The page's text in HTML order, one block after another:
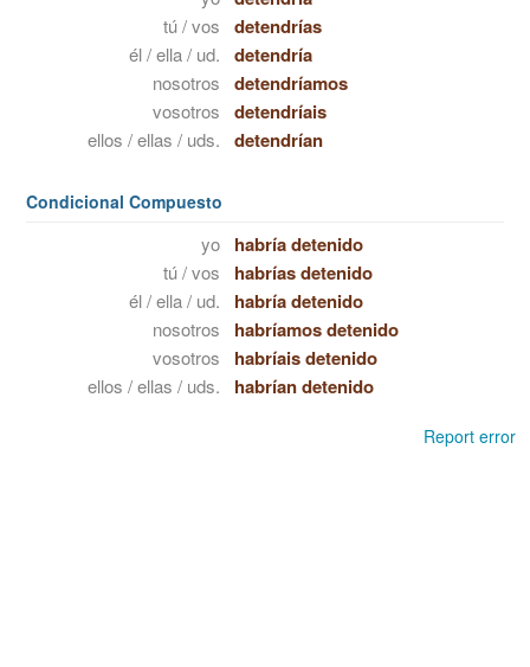
tú / vos detendrías
él / ella / ud. detendría
nosotros detendríamos
vosotros detendríais
ellos / ellas / uds. detendrían
Condicional Compuesto
yo habría detenido
tú / vos habrías detenido
él / ella / ud. habría detenido
nosotros habríamos detenido
vosotros habríais detenido
ellos / ellas / uds. habrían detenido
Report error